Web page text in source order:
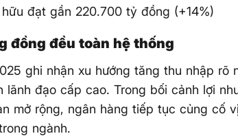
đạt gần 220.700 tỷ đồng (+14%)
đồng đều toàn hệ thống
ghi nhận xu hướng tăng thu nhập rõ
lãnh đạo cấp cao. Trong bối cảnh lợi
mở rộng, ngân hàng tiếp tục củng cố
ngành.